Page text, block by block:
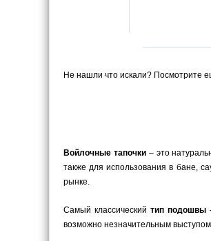
Не нашли что искали? Посмотрите
Войлочные тапочки– это
также для использования в бане,
рынке.
Самый классический тип подошвы
возможно незначительным